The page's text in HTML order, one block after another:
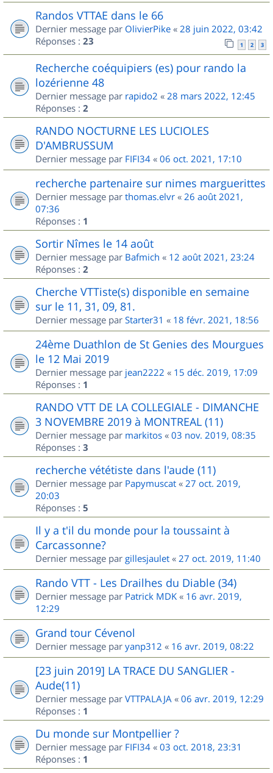
Randos VTTAE dans le 66
Dernier message par OlivierPike « 28 juin 2022, 03:42
Réponses : 23 1 2 3
Recherche coéquipiers (es) pour rando la
lozérienne 48
Dernier message par rapido2 « 28 mars 2022, 12:45
Réponses : 2
RANDO NOCTURNE LES LUCIOLES
D'AMBRUSSUM
Dernier message par FIFI34 « 06 oct. 2021, 17:10
recherche partenaire sur nimes marguerittes
Dernier message par thomas.elvr « 26 août 2021,
07:36
Réponses : 1
Sortir Nîmes le 14 août
Dernier message par Bafmich « 12 août 2021, 23:24
Réponses : 2
Cherche VTTiste(s) disponible en semaine
sur le 11, 31, 09, 81.
Dernier message par Starter31 « 18 févr. 2021, 18:56
24ème Duathlon de St Genies des Mourgues
le 12 Mai 2019
Dernier message par jean2222 « 15 déc. 2019, 17:09
Réponses : 1
RANDO VTT DE LA COLLEGIALE - DIMANCHE
3 NOVEMBRE 2019 à MONTREAL (11)
Dernier message par markitos « 03 nov. 2019, 08:35
Réponses : 3
recherche vététiste dans l'aude (11)
Dernier message par Papymuscat « 27 oct. 2019,
20:03
Réponses : 5
Il y a t'il du monde pour la toussaint à
Carcassonne?
Dernier message par gillesjaulet « 27 oct. 2019, 11:40
Rando VTT - Les Drailhes du Diable (34)
Dernier message par Patrick MDK « 16 avr. 2019,
12:29
Grand tour Cévenol
Dernier message par yanp312 « 16 avr. 2019, 08:22
[23 juin 2019] LA TRACE DU SANGLIER -
Aude(11)
Dernier message par VTTPALAJA « 06 avr. 2019, 12:29
Réponses : 1
Du monde sur Montpellier ?
Dernier message par FIFI34 « 03 oct. 2018, 23:31
Réponses : 1